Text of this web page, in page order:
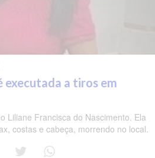
executada a tiros em
Liliane Francisca do Nascimento. Ela
costas e cabeça, morrendo no local.